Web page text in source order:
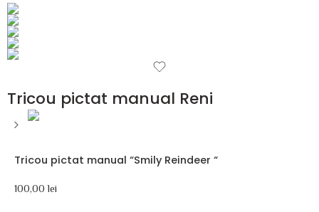
Tricou pictat manual Reni
Tricou pictat manual “Smily Reindeer “
100,00lei